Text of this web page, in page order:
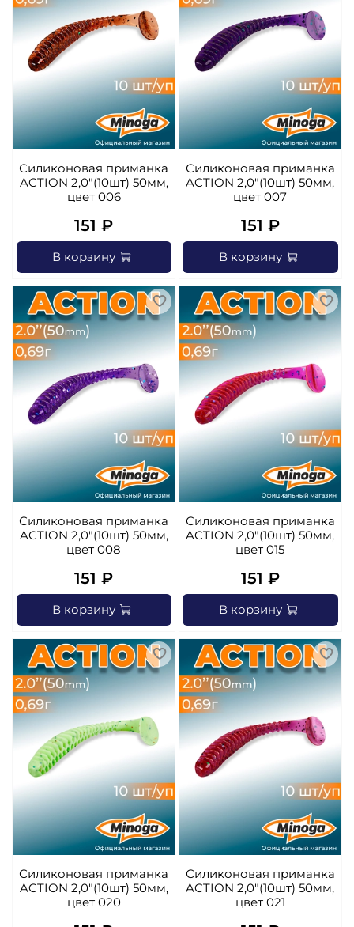
Силиконовая приманка
ACTION 2,0"(10шт) 50мм,
цвет 006
151 ₽
В корзину
Силиконовая приманка
ACTION 2,0"(10шт) 50мм,
цвет 007
151 ₽
В корзину
Силиконовая приманка
ACTION 2,0"(10шт) 50мм,
цвет 008
151 ₽
В корзину
Силиконовая приманка
ACTION 2,0"(10шт) 50мм,
цвет 015
151 ₽
В корзину
Силиконовая приманка
ACTION 2,0"(10шт) 50мм,
цвет 020
Силиконовая приманка
ACTION 2,0"(10шт) 50мм,
цвет 021